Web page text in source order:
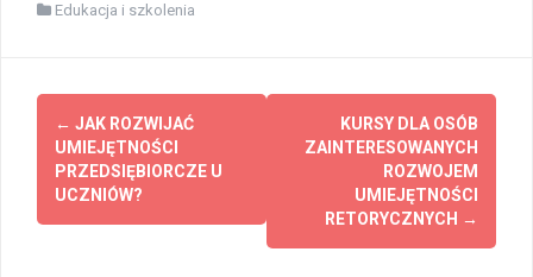
Edukacja i szkolenia
Post
navigation
← JAK ROZWIJAĆ
UMIEJĘTNOŚCI
PRZEDSIĘBIORCZE U
UCZNIÓW?
KURSY DLA OSÓB
ZAINTERESOWANYCH
ROZWOJEM
UMIEJĘTNOŚCI
RETORYCZNYCH →